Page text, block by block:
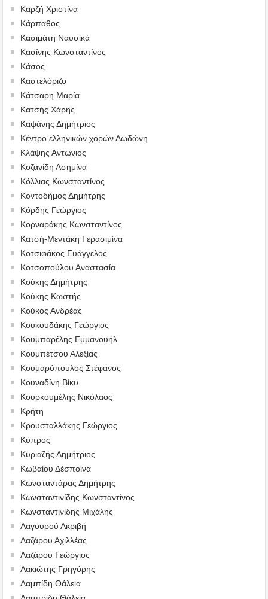
Καρζή Χριστίνα
Κάρπαθος
Κασιμάτη Ναυσικά
Κασίνης Κωνσταντίνος
Κάσος
Καστελόριζο
Κάτσαρη Μαρία
Κατσής Χάρης
Καψάνης Δημήτριος
Κέντρο ελληνικών χορών Δωδώνη
Κλάψης Αντώνιος
Κοζανίδη Ασημίνα
Κόλλιας Κωνσταντίνος
Κοντοδήμος Δημήτρης
Κόρδης Γεώργιος
Κορναράκης Κωνσταντίνος
Κατσή-Μεντάκη Γερασιμίνα
Κοτσιφάκος Ευάγγελος
Κοτσοπούλου Αναστασία
Κούκης Δημήτρης
Κούκης Κωστής
Κούκος Ανδρέας
Κουκουδάκης Γεώργιος
Κουμπαρέλης Εμμανουήλ
Κουμπέτσου Αλεξίας
Κουμαρόπουλος Στέφανος
Κουναδίνη Βίκυ
Κουρκουμέλης Νικόλαος
Κρήτη
Κρουσταλλάκης Γεώργιος
Κύπρος
Κυριαζής Δημήτριος
Κωβαίου Δέσποινα
Κωνσταντάρας Δημήτρης
Κωνσταντινίδης Κωνσταντίνος
Κωνσταντινίδης Μιχάλης
Λαγουρού Ακριβή
Λαζάρου Αχιλλέας
Λαζάρου Γεώργιος
Λακιώτης Γρηγόρης
Λαμπίδη Θάλεια